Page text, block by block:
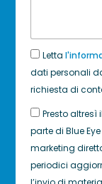
Letta
dati personali
richiesta di
Presto
parte di Blue
marketing
periodici